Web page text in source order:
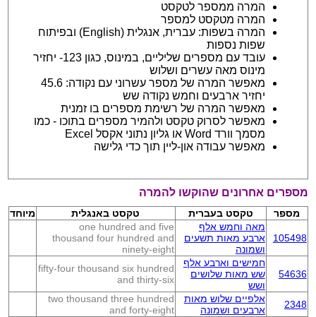
המרה ממספר לטקסט
המרה מטקסט למספר
המרה בשפות: עברית, אנגלית (English) ובפיתוח
שפות נספות
עובד עם מספרים שליליים, במינוס, כגון 123- יחזיר
מינוס מאה עשרים ושלוש
מאפשר המרה של מספר עשרוני עם נקודה: 45.6
יחזיר ארבעים וחמש נקודה שש
מאפשר המרה של רשימת מספרים בו זמנית
מאפשר לסרוק טקסט ולהמיר מספרים בתוכו - כמו
מסמך וורד Word או גליון נתוני אקסל Excel
מאפשר עבודה און-ליין תוך כדי גלישה
מספרים אחרונים שהוקשו להמרה
מספר טקסט בעברית טקסט באנגלית מיוחד
105498
מאה וחמש אלף
ארבע מאות תשעים
ושמונה
one hundred and five
thousand four hundred and
ninety-eight
54636
חמישים וארבע אלף
שש מאות שלושים
ושש
fifty-four thousand six hundred
and thirty-six
2348
אלפיים שלוש מאות
ארבעים ושמונה
two thousand three hundred
and forty-eight